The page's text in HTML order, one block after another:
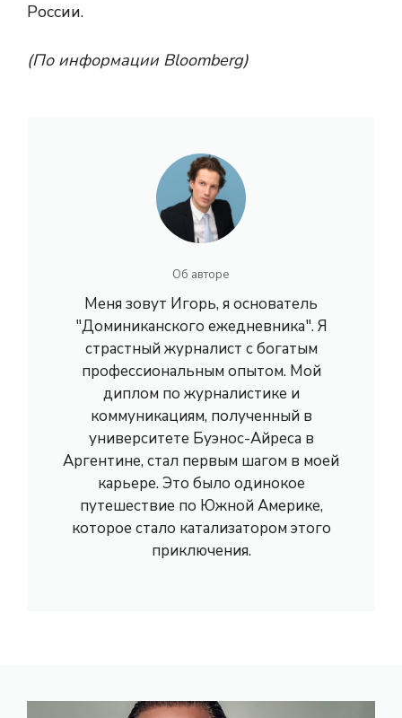
России.
(По информации Bloomberg)
Об авторе
Меня зовут Игорь, я основатель
"Доминиканского ежедневника". Я
страстный журналист с богатым
профессиональным опытом. Мой
диплом по журналистике и
коммуникациям, полученный в
университете Буэнос-Айреса в
Аргентине, стал первым шагом в моей
карьере. Это было одинокое
путешествие по Южной Америке,
которое стало катализатором этого
приключения.